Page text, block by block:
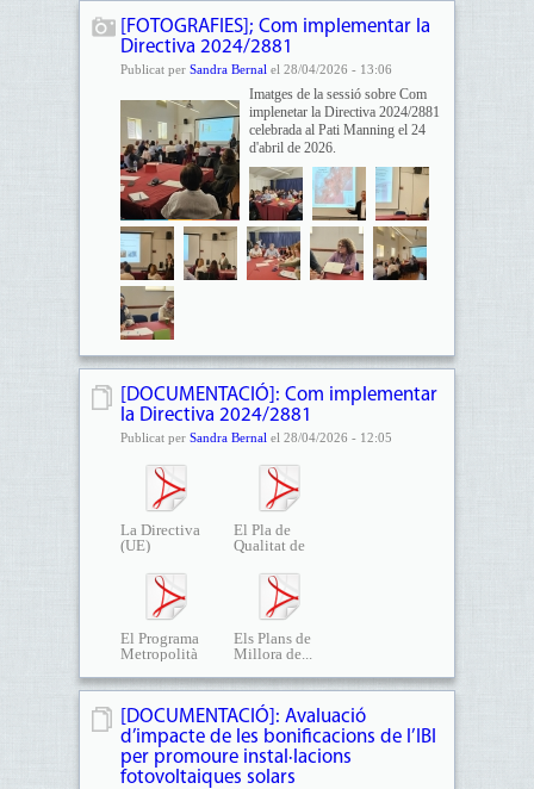
[FOTOGRAFIES]; Com implementar la
Directiva 2024/2881
Publicat per Sandra Bernal el 28/04/2026 - 13:06
Imatges de la sessió sobre Com
implenetar la Directiva 2024/2881
celebrada al Pati Manning el 24
d'abril de 2026.
[DOCUMENTACIÓ]: Com implementar
la Directiva 2024/2881
Publicat per Sandra Bernal el 28/04/2026 - 12:05
La Directiva
(UE)
El Pla de
Qualitat de
El Programa
Metropolità
Els Plans de
Millora de...
[DOCUMENTACIÓ]: Avaluació
d’impacte de les bonificacions de l’IBI
per promoure instal·lacions
fotovoltaiques solars